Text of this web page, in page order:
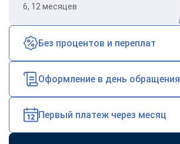
6, 12 месяцев
Без процентов и переплат
Оформление в день обращения
Первый платеж через месяц